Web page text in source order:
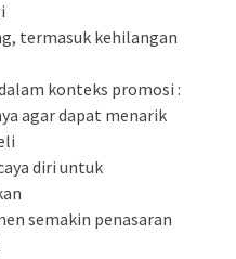
termasuk kehilangan
konteks promosi :
agar dapat menarik
diri untuk
semakin penasaran